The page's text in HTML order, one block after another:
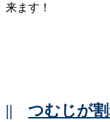
来ます！
|| つむじが